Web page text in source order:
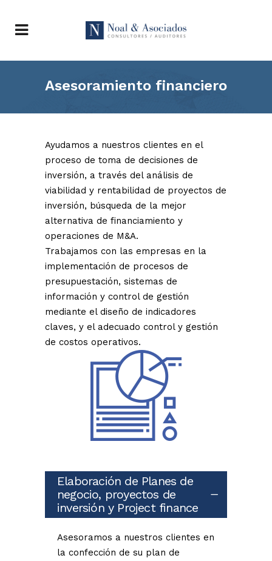
Asesoramiento financiero
Ayudamos a nuestros clientes en el
proceso de toma de decisiones de
inversión, a través del análisis de
viabilidad y rentabilidad de proyectos de
inversión, búsqueda de la mejor
alternativa de financiamiento y
operaciones de M&A.
Trabajamos con las empresas en la
implementación de procesos de
presupuestación, sistemas de
información y control de gestión
mediante el diseño de indicadores
claves, y el adecuado control y gestión
de costos operativos.
Elaboración de Planes de
negocio, proyectos de
inversión y Project finance
Asesoramos a nuestros clientes en
la confección de su plan de